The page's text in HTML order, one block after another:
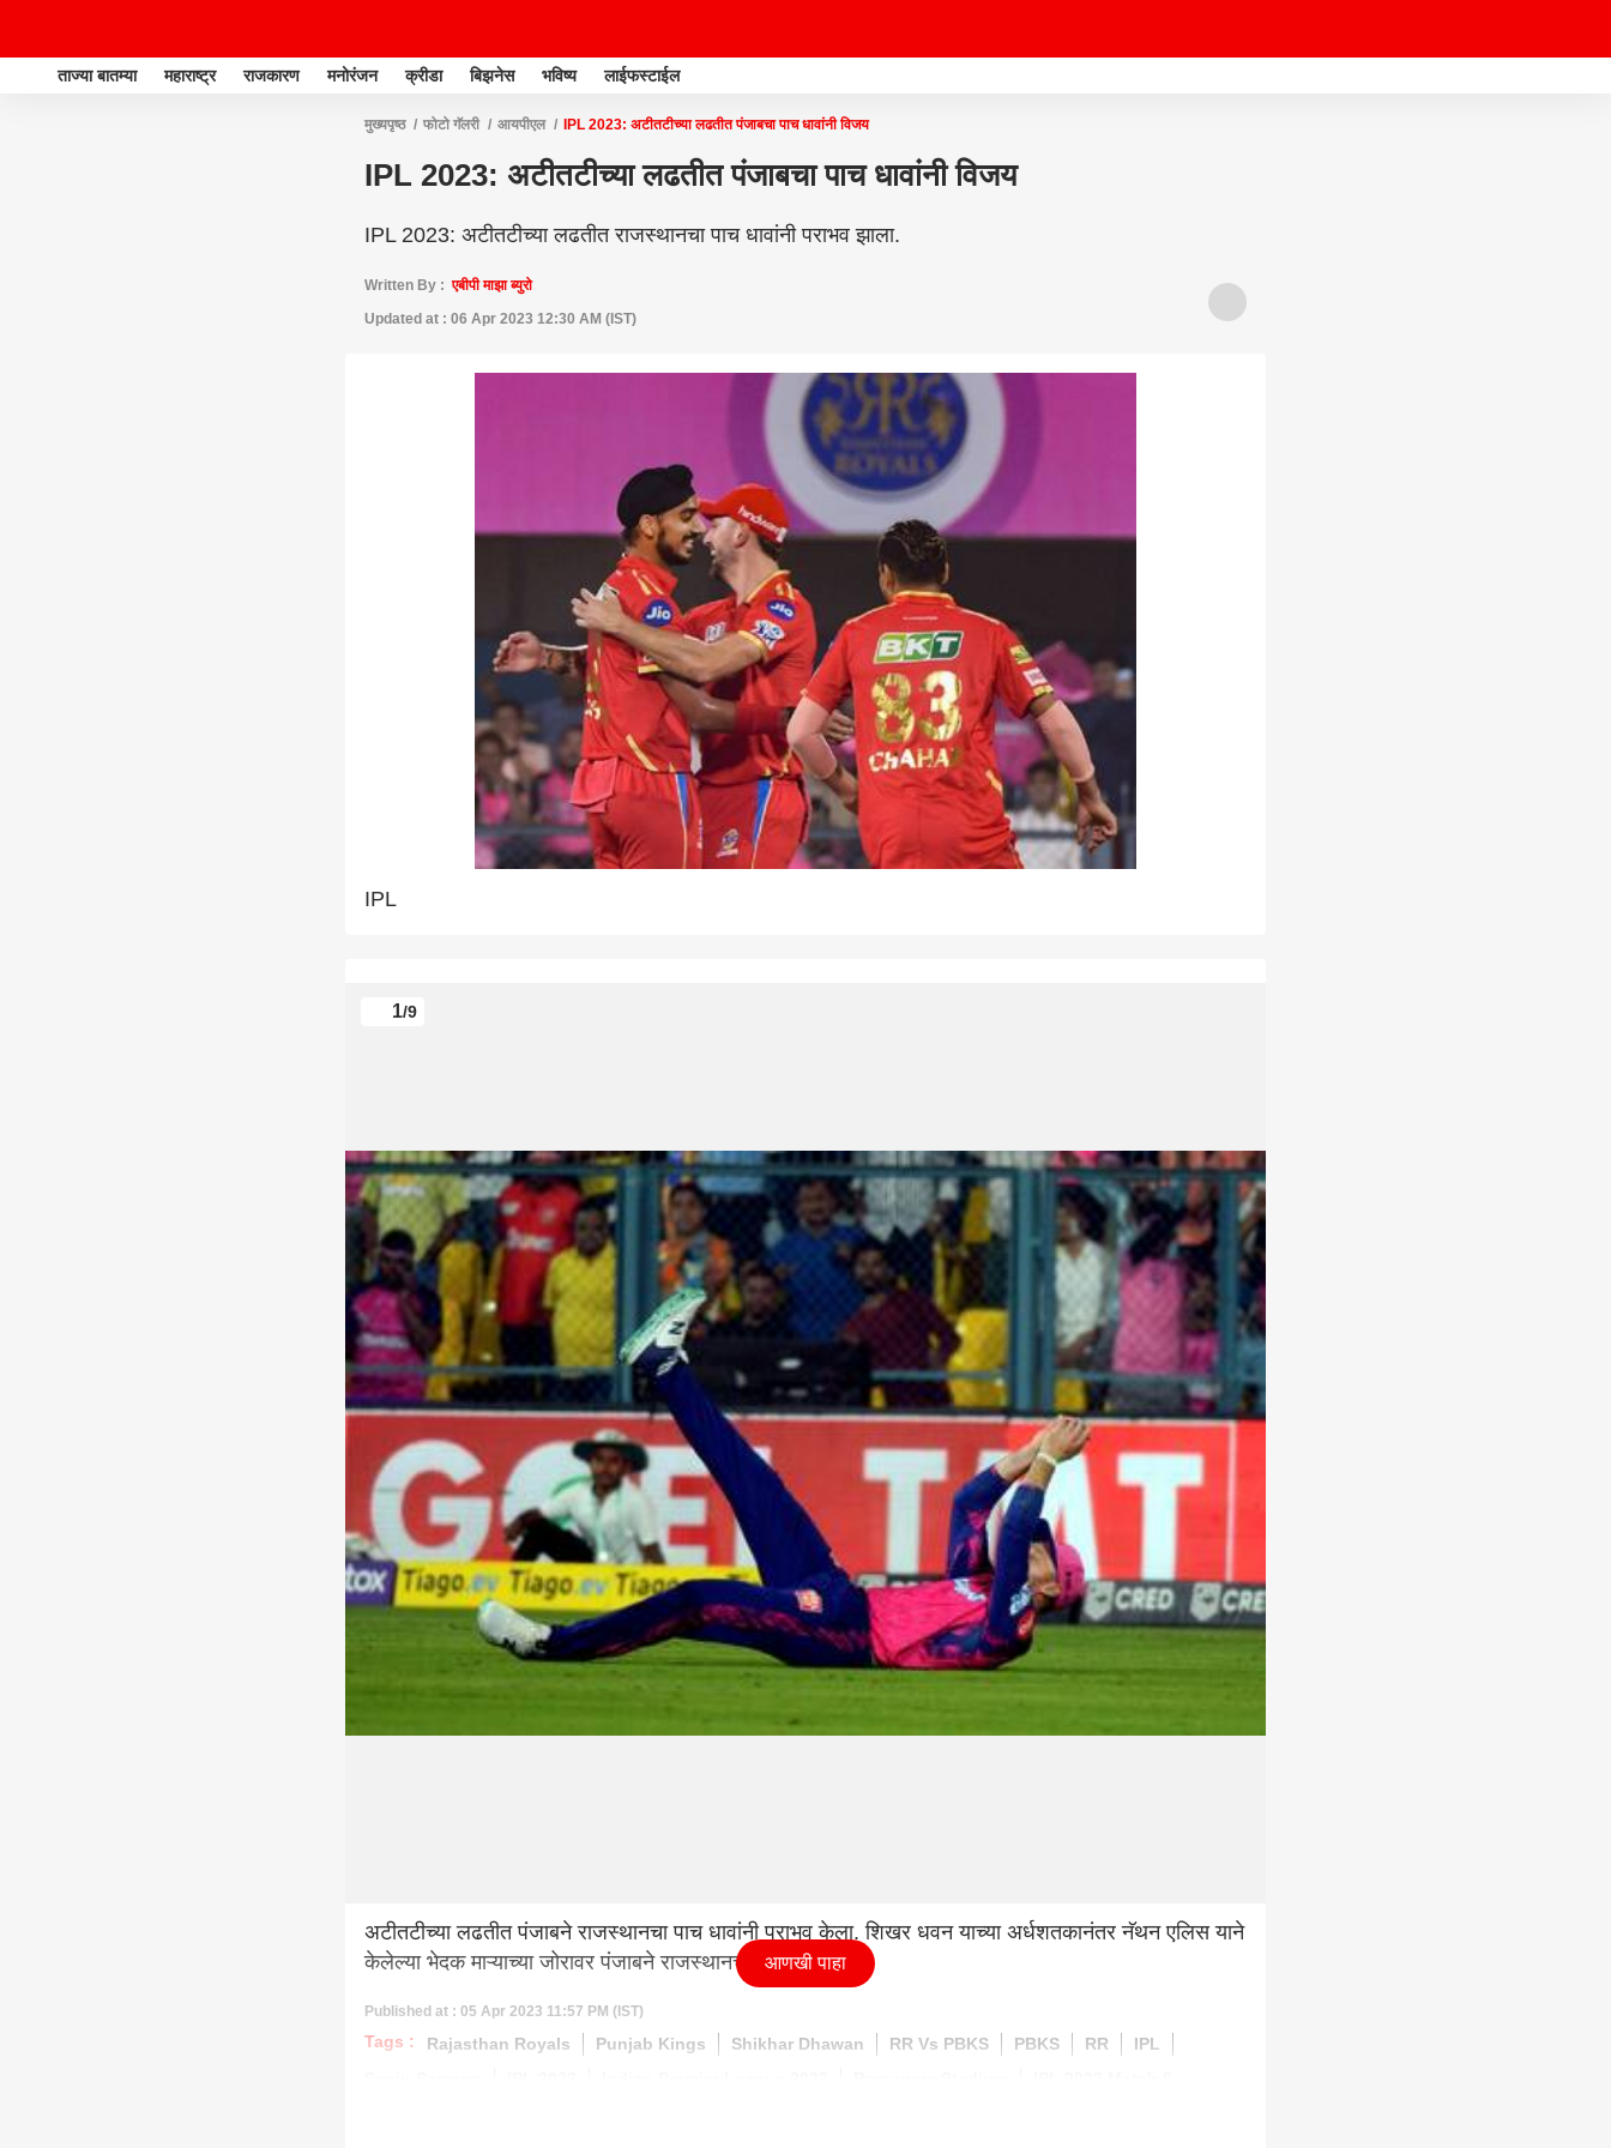
ताज्या बातम्या महाराष्ट्र राजकारण मनोरंजन क्रीडा बिझनेस भविष्य लाईफस्टाईल
मुख्यपृष्ठ फोटो गॅलरी आयपीएल IPL 2023: अटीतटीच्या लढतीत पंजाबचा पाच धावांनी विजय
IPL 2023: अटीतटीच्या लढतीत पंजाबचा पाच धावांनी विजय
IPL 2023: अटीतटीच्या लढतीत राजस्थानचा पाच धावांनी पराभव झाला.
Written By :एबीपी माझा ब्युरो
Updated at : 06 Apr 2023 12:30 AM (IST)
IPL
1/9
अटीतटीच्या लढतीत पंजाबने राजस्थानचा पाच धावांनी पराभव केला. शिखर धवन याच्या अर्धशतकानंतर नॅथन एलिस याने
केलेल्या भेदक माऱ्याच्या जोरावर पंजाबने राजस्थानचा पराभव केला.
Published at : 05 Apr 2023 11:57 PM (IST)
Tags : Rajasthan Royals Punjab Kings Shikhar Dhawan RR Vs PBKS PBKS RR
IPL
आणखी पाहा